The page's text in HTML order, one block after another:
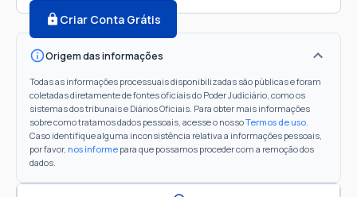
Criar Conta Grátis
Origem das informações
Todas as informações processuais disponibilizadas são públicas e foram
coletadas diretamente de fontes oficiais do Poder Judiciário, como os
sistemas dos tribunais e Diários Oficiais. Para obter mais informações
sobre como tratamos dados pessoais, acesse o nossoTermos de uso.
Caso identifique alguma inconsistência relativa a informações pessoais,
por favor, nos informe para que possamos proceder com a remoção dos
dados.